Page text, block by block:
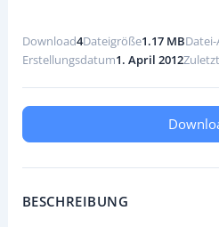
Download4Dateigröße1.17 MB
Erstellungsdatum1. April 2012
BESCHREIBUNG